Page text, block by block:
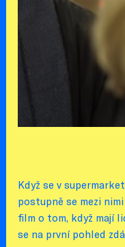
Když se v
postupně se mezi
film o tom, když mají
se na první pohled